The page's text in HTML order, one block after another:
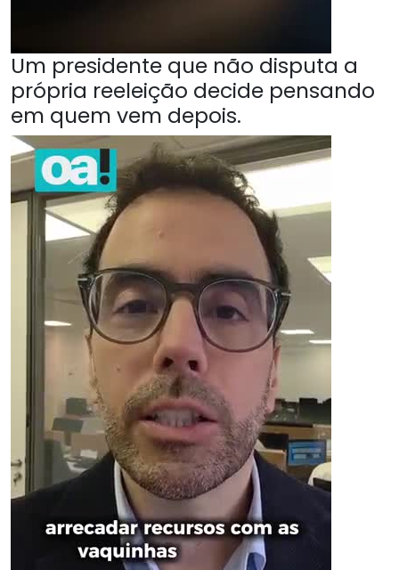
Um presidente que não disputa a
própria reeleição decide pensando
em quem vem depois.